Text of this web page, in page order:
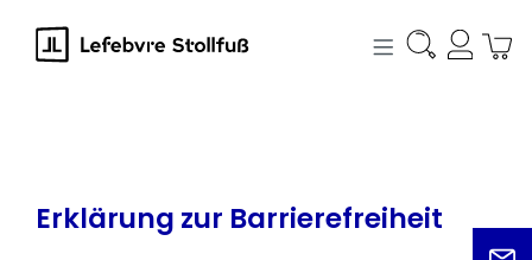
springen
Erklärung zur Barrierefreiheit